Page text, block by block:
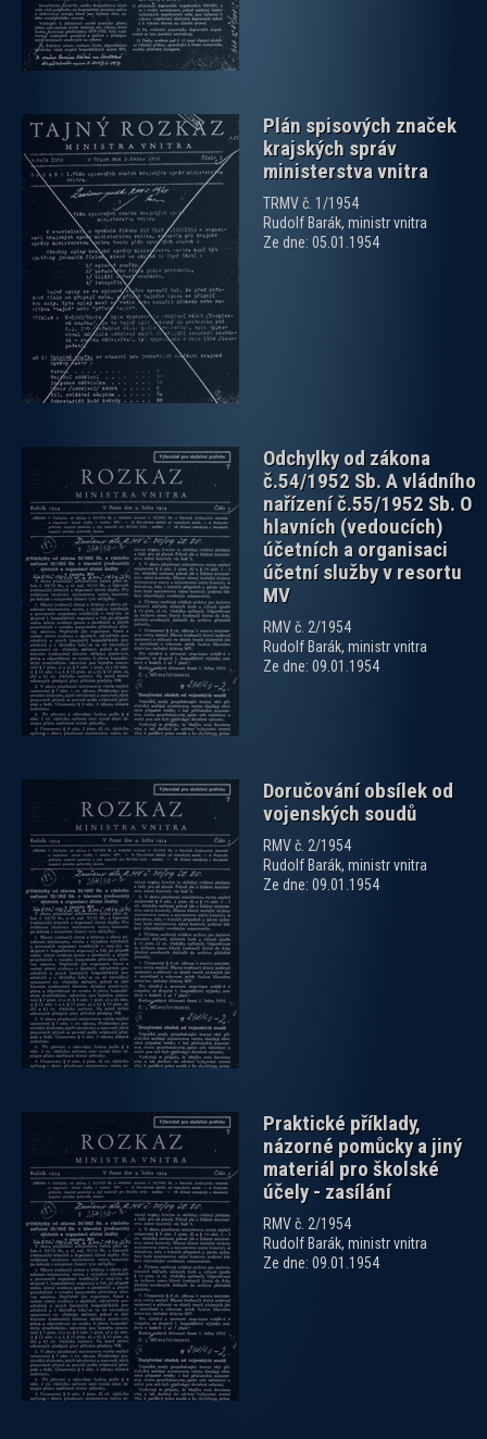
Plán spisových značek
krajských správ
ministerstva vnitra
TRMV č. 1/1954
Rudolf Barák, ministr vnitra
Ze dne: 05.01.1954
Odchylky od zákona
č.54/1952 Sb. A vládního
nařízení č.55/1952 Sb. O
hlavních (vedoucích)
účetních a organisaci
účetní služby v resortu
MV
RMV č. 2/1954
Rudolf Barák, ministr vnitra
Ze dne: 09.01.1954
zobrazit PDF dokument
Doručování obsílek od
vojenských soudů
RMV č. 2/1954
Rudolf Barák, ministr vnitra
Ze dne: 09.01.1954
zobrazit PDF dokument
Praktické příklady,
názorné pomůcky a jiný
materiál pro školské
účely - zasílání
RMV č. 2/1954
Rudolf Barák, ministr vnitra
Ze dne: 09.01.1954
zobrazit PDF dokument